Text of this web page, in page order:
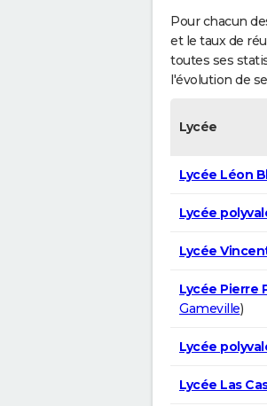
Pour chacun
et le taux de
toutes ses
l'évolution de
Lycée
Lycée Léon
Lycée
Lycée
Lycée Pierre
Gameville)
Lycée
Lycée Las